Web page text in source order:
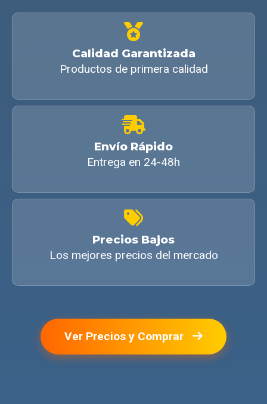
Calidad Garantizada
Productos de primera calidad
Envío Rápido
Entrega en 24-48h
Precios Bajos
Los mejores precios del mercado
Ver Precios y Comprar